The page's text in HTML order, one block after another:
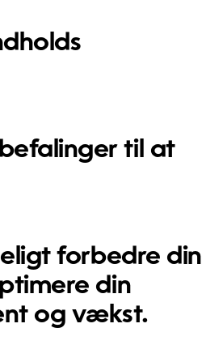
til at
forbedre din
din
og vækst.